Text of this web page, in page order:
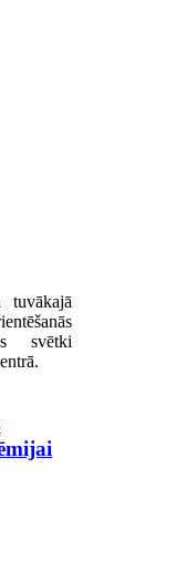
tuvākajā
svētki